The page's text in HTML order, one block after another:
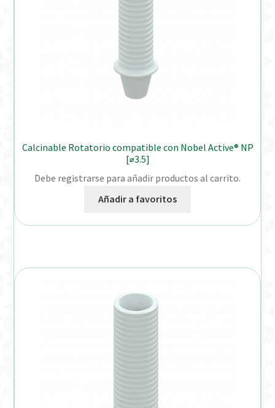
Calcinable Rotatorio compatible con Nobel Active® NP
[⌀3.5]
Debe registrarse para añadir productos al carrito.
Añadir a favoritos